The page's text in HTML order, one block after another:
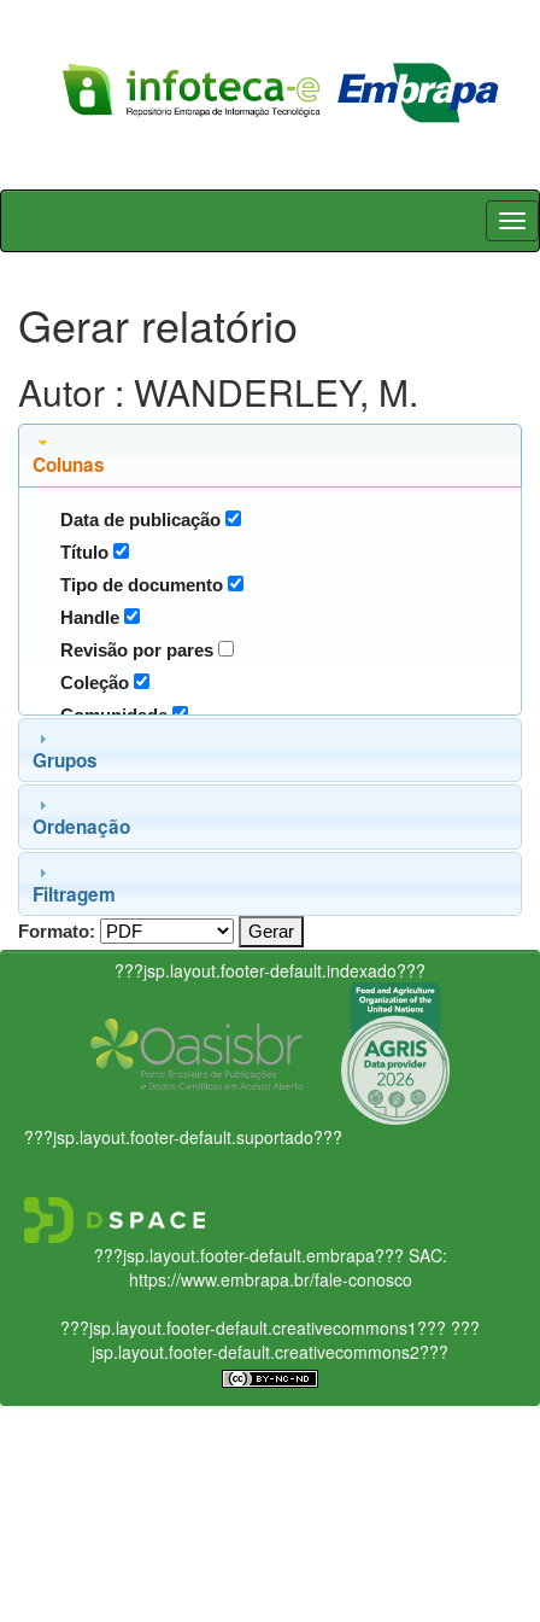
Skip
Gerar relatório
Autor : WANDERLEY, M.
Colunas
Data de publicação
Título
Tipo de documento
Handle
Revisão por pares
Coleção
Comunidade
Grupos
Ordenação
Filtragem
Formato:
???jsp.layout.footer-default.indexado???
???jsp.layout.footer-default.suportado???
???jsp.layout.footer-default.embrapa??? SAC:
https://www.embrapa.br/fale-conosco
???jsp.layout.footer-default.creativecommons1??? ???
jsp.layout.footer-default.creativecommons2???